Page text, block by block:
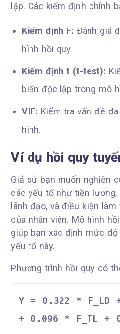
lập. Các kiểm định chính
Kiểm định F: Đánh giá
hình hồi quy.
Kiểm định t (t-test):
biến độc lập trong mô
VIF: Kiểm tra vấn đề
hình.
Ví dụ hồi quy
Giả sử bạn muốn nghiên
các yếu tố như tiền lương,
lãnh đạo, và điều kiện
của nhân viên. Mô hình
giúp bạn xác định mức
yếu tố này.
Phương trình hồi quy có
Y = 0.322 * F_LD
+ 0.096 * F_TL +